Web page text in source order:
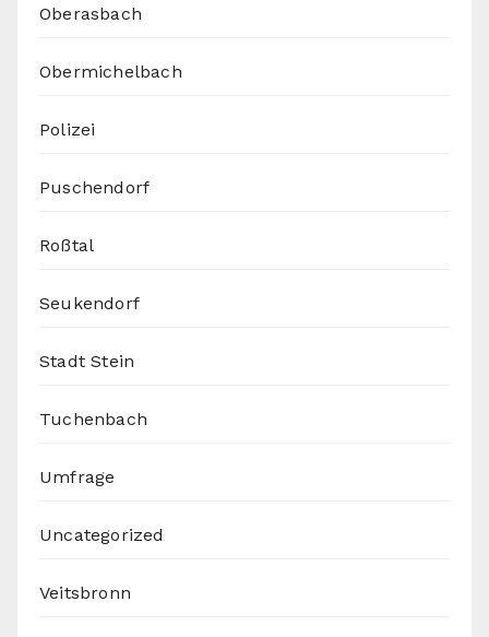
Oberasbach
Obermichelbach
Polizei
Puschendorf
Roßtal
Seukendorf
Stadt Stein
Tuchenbach
Umfrage
Uncategorized
Veitsbronn